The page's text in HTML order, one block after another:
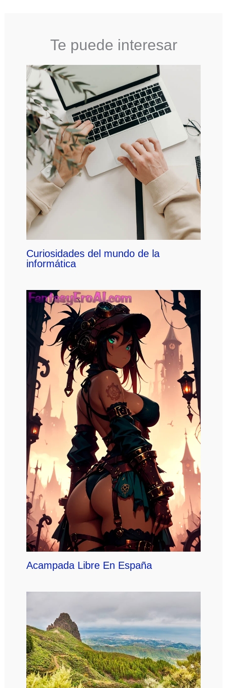
Te puede interesar
Curiosidades del mundo de la
informática
Acampada Libre En España